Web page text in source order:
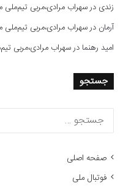
زندی درسهراب مرادی،مربی
آرمان درسهراب مرادی،مربی
امید رهنما درسهراب مرادی،مربی
جستجو
صفحه اصلی
فوتبال ملی